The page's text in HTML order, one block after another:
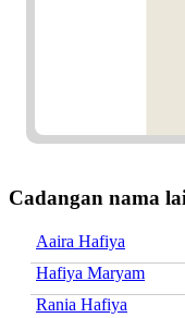
Cadangan nama
Aaira Hafiya
Hafiya Maryam
Rania Hafiya